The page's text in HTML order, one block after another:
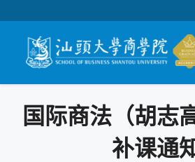
国际商法（胡志
补课通